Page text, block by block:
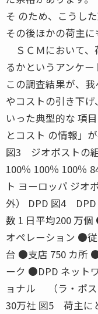
そ のため、こうし
その後ほかの荷主に
ＳＣＭにおいて、
るかというアンケー
この調査結果が、
やコストの引き下
いった典型的な 項
とコスト の情報」
図3 ジオポストの組
100％ 100％ 100％
ト ヨーロッパ ジオ
外） DPD 図4
数 1 日平均200 万個
オペレーション ●
台 ●支店 750 カ所
ーク ●DPD ネット
ョナル （ラ・ポス
30万社 図5 荷主に